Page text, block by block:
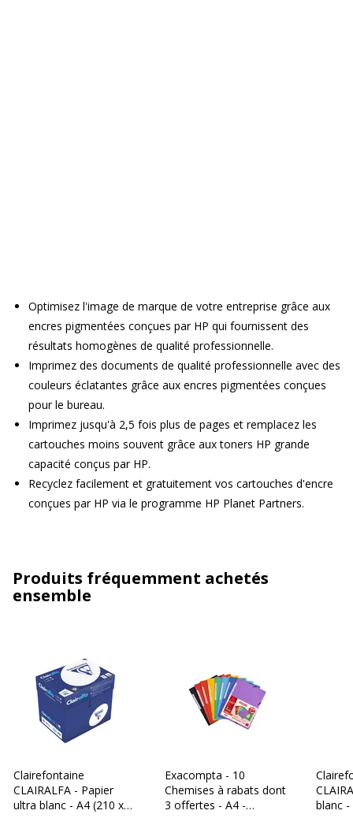
Optimisez l'image de marque de votre entreprise grâce aux
encres pigmentées conçues par HP qui fournissent des
résultats homogènes de qualité professionnelle.
Imprimez des documents de qualité professionnelle avec des
couleurs éclatantes grâce aux encres pigmentées conçues
pour le bureau.
Imprimez jusqu'à 2,5 fois plus de pages et remplacez les
cartouches moins souvent grâce aux toners HP grande
capacité conçus par HP.
Recyclez facilement et gratuitement vos cartouches d'encre
conçues par HP via le programme HP Planet Partners.
Produits fréquemment achetés
ensemble
Clairefontaine
CLAIRALFA - Papier
ultra blanc - A4 (210 x
Exacompta - 10
Chemises à rabats dont
3 offertes - A4 -
blanc -